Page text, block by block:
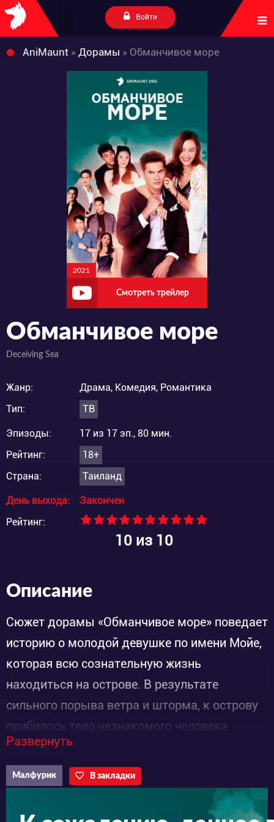
Войти
AniMaunt » Дорамы » Обманчивое море
2021
Смотреть трейлер
Обманчивое море
Deceiving Sea
Жанр:
Драма, Комедия, Романтика
Тип:
ТВ
Эпизоды:
17 из 17 эп., 80 мин.
Рейтинг:
18+
Страна:
Таиланд
День выхода:
Закончен
Рейтинг:
10из 10
Описание
Сюжет дорамы «Обманчивое море» поведает
историю о молодой девушке по имени Мойе,
которая всю сознательную жизнь
находиться на острове. В результате
сильного порыва ветра и шторма, к острову
прибилось тело незнакомого человека.
Девушка не колебалась ни минуты и спасает
молодого человека. Забота и тепло помогли
незнакомцу прийти в себя, однако, мужчина
совсем не помнит о том, кто он, как его зовут
Развернуть
Малфурик В закладки